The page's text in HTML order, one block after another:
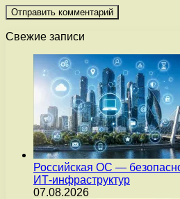
Свежие записи
Российская ОС —
ИТ-инфраструктур
07.08.2026